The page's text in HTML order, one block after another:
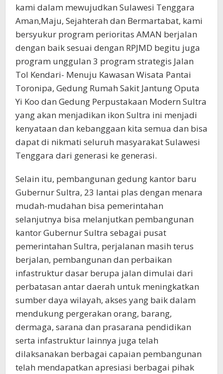
kami dalam mewujudkan Sulawesi Tenggara
Aman,Maju, Sejahterah dan Bermartabat, kami
bersyukur program perioritas AMAN berjalan
dengan baik sesuai dengan RPJMD begitu juga
program unggulan 3 program strategis Jalan
Tol Kendari- Menuju Kawasan Wisata Pantai
Toronipa, Gedung Rumah Sakit Jantung Oputa
Yi Koo dan Gedung Perpustakaan Modern Sultra
yang akan menjadikan ikon Sultra ini menjadi
kenyataan dan kebanggaan kita semua dan bisa
dapat di nikmati seluruh masyarakat Sulawesi
Tenggara dari generasi ke generasi.
Selain itu, pembangunan gedung kantor baru
Gubernur Sultra, 23 lantai plas dengan menara
mudah-mudahan bisa pemerintahan
selanjutnya bisa melanjutkan pembangunan
kantor Gubernur Sultra sebagai pusat
pemerintahan Sultra, perjalanan masih terus
berjalan, pembangunan dan perbaikan
infastruktur dasar berupa jalan dimulai dari
perbatasan antar daerah untuk meningkatkan
sumber daya wilayah, akses yang baik dalam
mendukung pergerakan orang, barang,
dermaga, sarana dan prasarana pendidikan
serta infastruktur lainnya juga telah
dilaksanakan berbagai capaian pembangunan
telah mendapatkan apresiasi berbagai pihak